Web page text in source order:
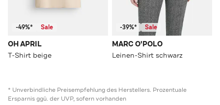
-49%* Sale
OH APRIL
T-Shirt beige
-39%* Sale
MARC O'POLO
Leinen-Shirt schwarz
* Unverbindliche Preisempfehlung des Herstellers. Prozentuale
Ersparnis ggü. der UVP, sofern vorhanden